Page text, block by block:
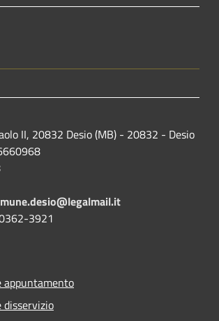
II, 20832 Desio (MB) - 20832 - Desio
3921
appuntamento
disservizio